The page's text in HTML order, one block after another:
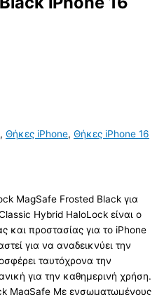
, Θήκες iPhone, Θήκες iPhone 16
MagSafe Frosted Black για
Hybrid HaloLock είναι ο
και προστασίας για το iPhone
για να αναδεικνύει την
ταυτόχρονα την
για την καθημερινή χρήση.
MagSafe Με ενσωματωμένους